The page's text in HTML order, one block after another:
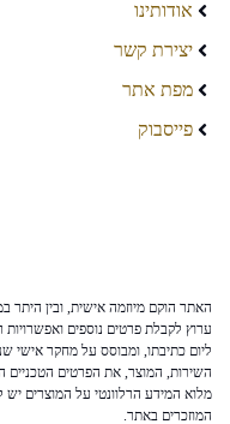
אודותינו
יצירת קשר
מפת אתר
פייסבוק
האתר הוקם מיוזמה אישית, ובין
ערוץ לקבלת פרטים נוספים
ליום כתיבתו, ומבוסס על מחקר אישי
השירות, המוצר, את הפרטים הטכניים
מלוא המידע הרלוונטי על המוצרים יש
המוזכרים באתר.